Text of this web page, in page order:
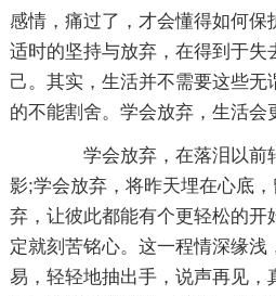
感情，痛过了，才会懂得如何
适时的坚持与放弃，在得到于失
己。其实，生活并不需要这些无
的不能割舍。学会放弃，生活会
学会放弃，在落泪以前
影;学会放弃，将昨天埋在心底
弃，让彼此都能有个更轻松的开
定就刻苦铭心。这一程情深缘浅
易，轻轻地抽出手，说声再见，